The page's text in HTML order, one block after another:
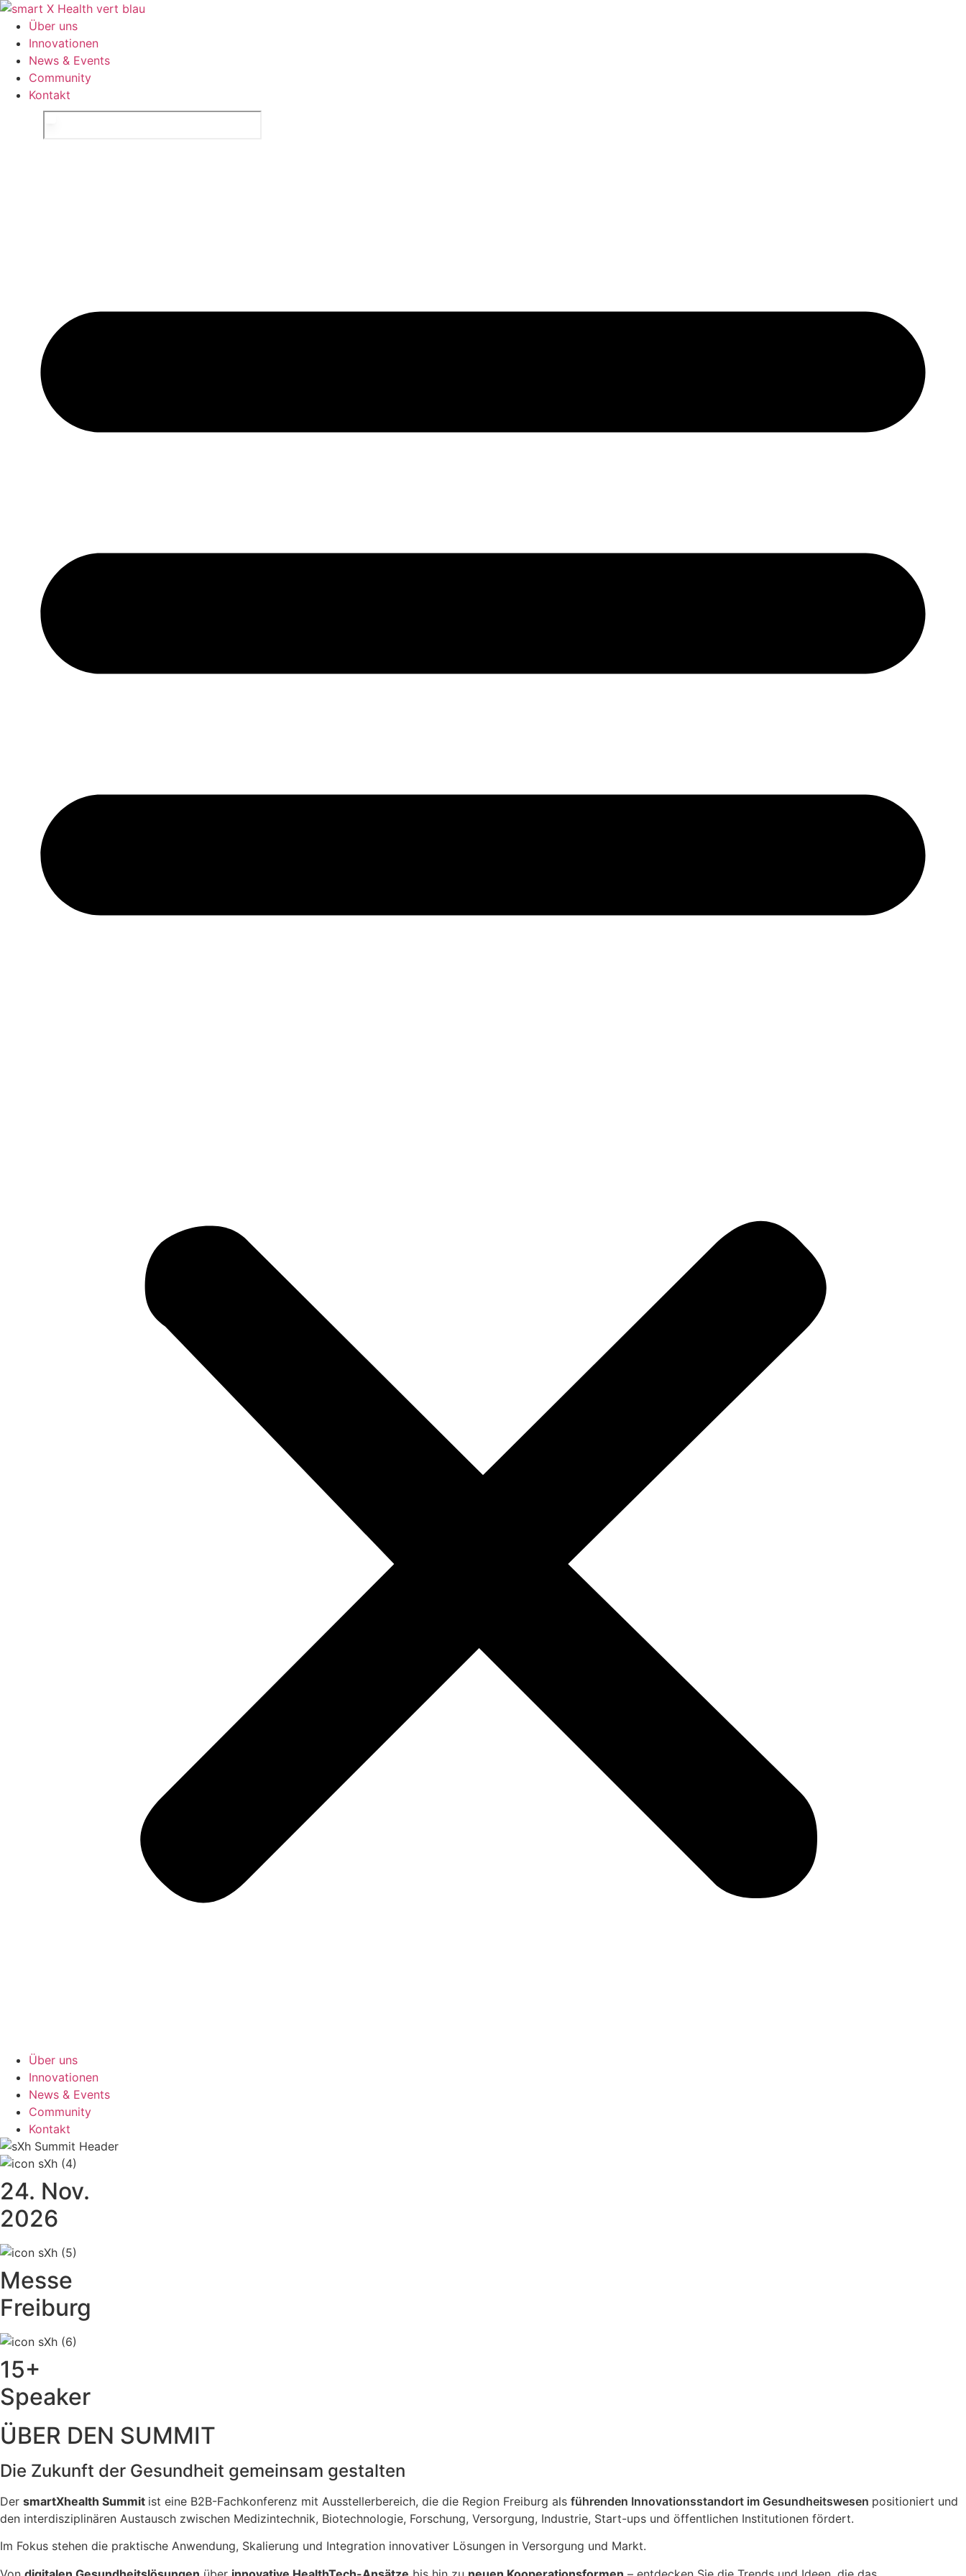
springen
Über uns
Innovationen
News & Events
Community
Kontakt
Über uns
Innovationen
News & Events
Community
Kontakt
24. Nov.
2026
Messe
Freiburg
15+
Speaker
ÜBER DEN SUMMIT
Die Zukunft der Gesundheit gemeinsam gestalten
Der smartXhealth Summit ist eine B2B-Fachkonferenz mit Ausstellerbereich, die die Region Freiburg als führenden Innovationsstandort im Gesundheitswesen positioniert und
den interdisziplinären Austausch zwischen Medizintechnik, Biotechnologie, Forschung, Versorgung, Industrie, Start-ups und öffentlichen Institutionen fördert.
Im Fokus stehen die praktische Anwendung, Skalierung und Integration innovativer Lösungen in Versorgung und Markt.